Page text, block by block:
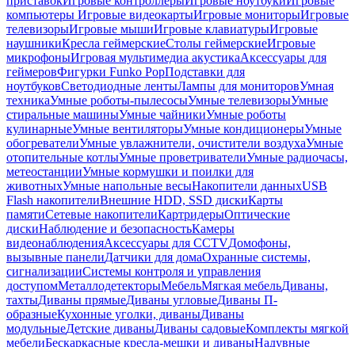
компьютеры Игровые видеокартыИгровые мониторыИгровые
телевизорыИгровые мышиИгровые клавиатурыИгровые
наушникиКресла геймерскиеСтолы геймерскиеИгровые
микрофоныИгровая мультимедиа акустикаАксессуары для
геймеровФигурки Funko PopПодставки для
ноутбуковСветодиодные лентыЛампы для мониторовУмная
техникаУмные роботы-пылесосыУмные телевизорыУмные
стиральные машиныУмные чайникиУмные роботы
кулинарныеУмные вентиляторыУмные кондиционерыУмные
обогревателиУмные увлажнители, очистители воздухаУмные
отопительные котлыУмные проветривателиУмные радиочасы,
метеостанцииУмные кормушки и поилки для
животныхУмные напольные весыНакопители данныхUSB
Flash накопителиВнешние HDD, SSD дискиКарты
памятиСетевые накопителиКартридерыОптические
дискиНаблюдение и безопасностьКамеры
видеонаблюденияАксессуары для CCTVДомофоны,
вызывные панелиДатчики для домаОхранные системы,
сигнализацииСистемы контроля и управления
доступомМеталлодетекторыМебельМягкая мебельДиваны,
тахтыДиваны прямыеДиваны угловыеДиваны П-
образныеКухонные уголки, диваныДиваны
модульныеДетские диваныДиваны садовыеКомплекты мягкой
мебелиБескаркасные кресла-мешки и диваныНадувные